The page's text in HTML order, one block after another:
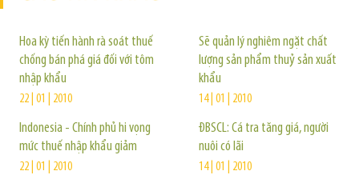
Hoa kỳ tiến hành rà soát thuế
chống bán phá giá đối với tôm
nhập khẩu
22 | 01 | 2010
Indonesia - Chính phủ hi vọng
mức thuế nhập khẩu giảm
22 | 01 | 2010
Sẽ quản lý nghiêm ngặt chất
lượng sản phẩm thuỷ sản xuất
khẩu
14 | 01 | 2010
ĐBSCL: Cá tra tăng giá, người
nuôi có lãi
14 | 01 | 2010